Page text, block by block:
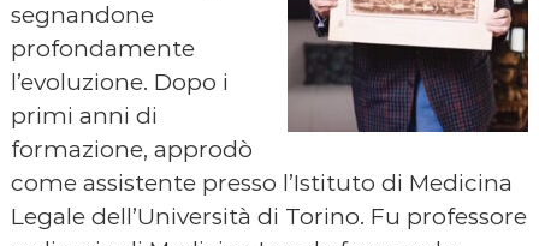
segnandone
profondamente
l’evoluzione. Dopo i
primi anni di
formazione, approdò
come assistente presso l’Istituto di Medicina
Legale dell’Università di Torino. Fu professore